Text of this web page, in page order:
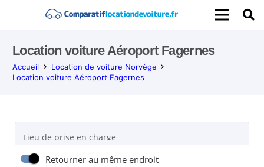
Location voiture Aéroport Fagernes
Accueil
Location de voiture Norvège
Location voiture Aéroport Fagernes
Lieu de prise en charge
Retourner au même endroit